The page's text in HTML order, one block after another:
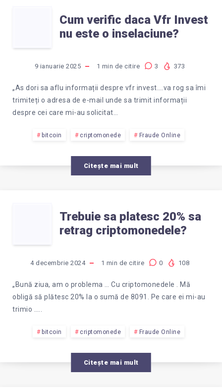
CUM
VERIFIC
DACA
VFR
INVEST
NU
ESTE
INSELACIUNE?
Cum verific daca Vfr Invest
nu este o inselaciune?
9 ianuarie 2025 1 min de citire 3 373
„As dori sa aflu informații despre vfr invest….va rog sa îmi
trimiteți o adresa de e-mail unde sa trimit informații
despre cei care mi-au solicitat…
bitcoin criptomonede Fraude Online
Citește mai mult
TREBUIE
SA
PLATESC
20%
SA
RETRAG
Trebuie sa platesc 20% sa
retrag criptomonedele?
4 decembrie 2024 1 min de citire 0 108
„Bună ziua, am o problema … Cu criptomonedele . Mă
obligă să plătesc 20% la o sumă de 8091. Pe care ei mi-au
trimio …..
bitcoin criptomonede Fraude Online
Citește mai mult